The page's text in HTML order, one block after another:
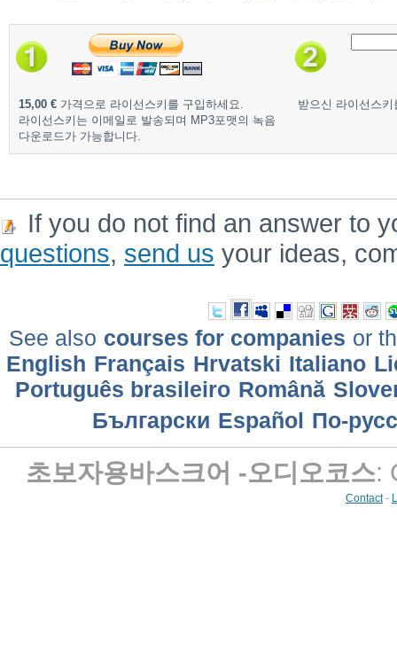
15,00 € 가격으로 라이선스키를 구입하세요.
라이선스키는 이메일로 발송되며 MP3포맷의 녹음
다운로드가 가능합니다.
받으신 라이선스
If you do not find an answer to
questions, send us your ideas,
See also courses for companies or
English Français Hrvatski Italiano
Português brasileiro Română
Български Еspañol По-
초보자용바스크어 -오디오코스:
Contact-